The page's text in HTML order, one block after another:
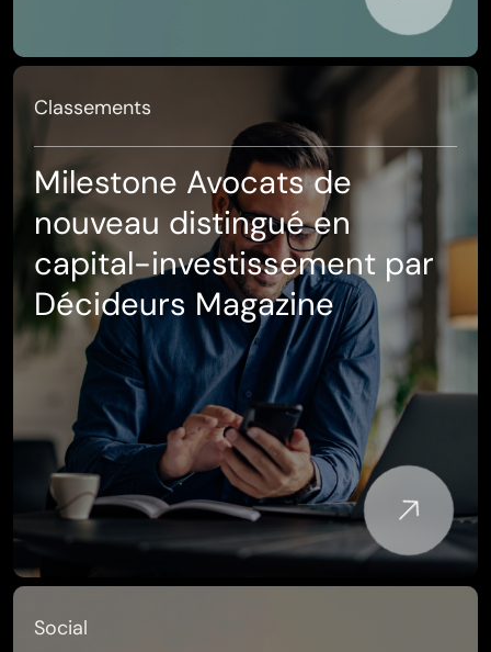
Classements
Milestone Avocats de
nouveau distingué en
capital-investissement par
Décideurs Magazine
Social